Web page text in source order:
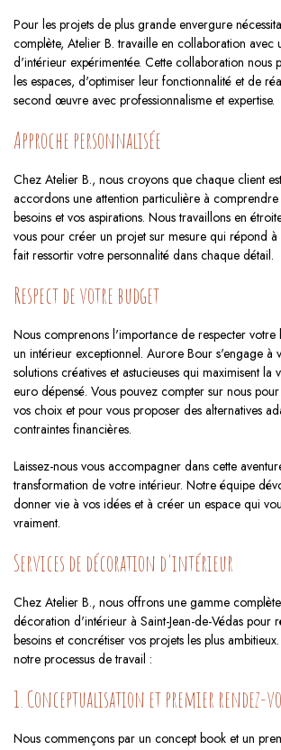
Pour les projets de plus grande envergure
complète, Atelier B. travaille en collaboration avec
d'intérieur expérimentée. Cette collaboration nous
les espaces, d'optimiser leur fonctionnalité et de
second œuvre avec professionnalisme et expertise.
Approche personnalisée
Chez Atelier B., nous croyons que chaque client
accordons une attention particulière à comprendre
besoins et vos aspirations. Nous travaillons en
vous pour créer un projet sur mesure qui répond à
fait ressortir votre personnalité dans chaque détail.
Respect de votre budget
Nous comprenons l'importance de respecter votre
un intérieur exceptionnel. Aurore Bour s'engage à
solutions créatives et astucieuses qui maximisent la
euro dépensé. Vous pouvez compter sur nous
vos choix et pour vous proposer des alternatives
contraintes financières.
Laissez-nous vous accompagner dans cette
transformation de votre intérieur. Notre équipe
donner vie à vos idées et à créer un espace qui
vraiment.
Services de décoration d'intérieur
Chez Atelier B., nous offrons une gamme
décoration d'intérieur à Saint-Jean-de-Védas pour
besoins et concrétiser vos projets les plus
notre processus de travail :
1. Conceptualisation et premier rendez-
Nous commençons par un concept book et un